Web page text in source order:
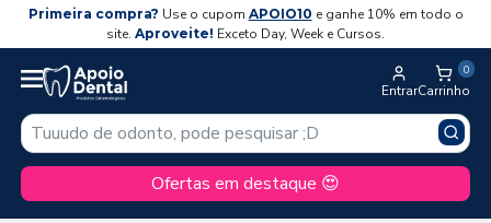
Primeira compra? Use o cupom APOIO10 e ganhe 10% em todo o
site. Aproveite! Exceto Day, Week e Cursos.
Entrar
0
Carrinho
Ofertas em destaque 😍